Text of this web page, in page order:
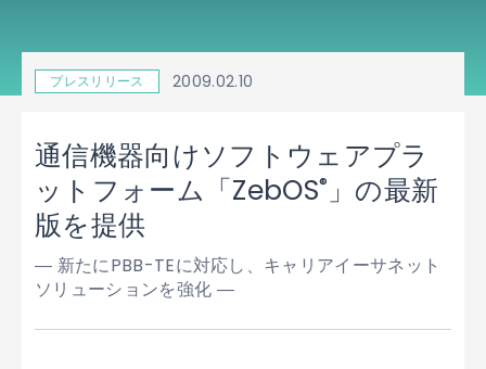
プレスリリース 2009.02.10
通信機器向けソフトウェアプラ
ットフォーム「ZebOS®」の最新
版を提供
― 新たにPBB-TEに対応し、キャリアイーサネット
ソリューションを強化 ―